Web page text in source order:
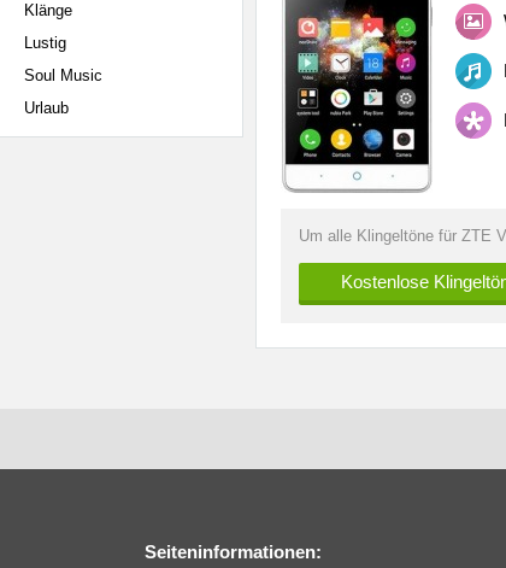
Klänge
Lustig
Soul Music
Urlaub
Um alle Klingeltöne für ZTE
Kostenlose
Seiteninformationen: